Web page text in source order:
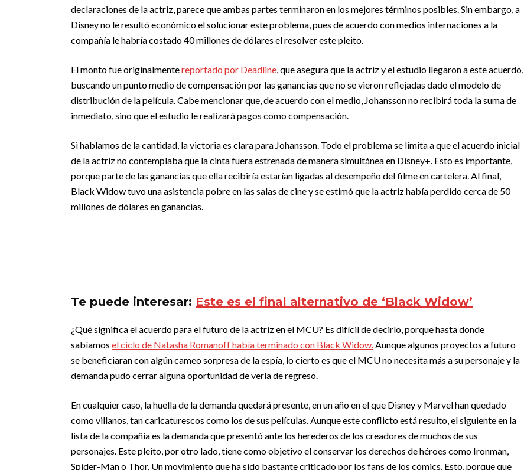
declaraciones de la actriz, parece que ambas partes terminaron en los mejores términos posibles. Sin embargo, a
Disney no le resultó económico el solucionar este problema, pues de acuerdo con medios internaciones a la
compañía le habría costado 40 millones de dólares el resolver este pleito.
El monto fue originalmentereportado por Deadline, que asegura que la actriz y el estudio llegaron a este acuerdo,
buscando un punto medio de compensación por las ganancias que no se vieron reflejadas dado el modelo de
distribución de la película. Cabe mencionar que, de acuerdo con el medio, Johansson no recibirá toda la suma de
inmediato, sino que el estudio le realizará pagos como compensación.
Si hablamos de la cantidad, la victoria es clara para Johansson. Todo el problema se limita a que el acuerdo inicial
de la actriz no contemplaba que la cinta fuera estrenada de manera simultánea en Disney+. Esto es importante,
porque parte de las ganancias que ella recibiría estarían ligadas al desempeño del filme en cartelera. Al final,
Black Widow tuvo una asistencia pobre en las salas de cine y se estimó que la actriz había perdido cerca de 50
millones de dólares en ganancias.
Te puede interesar: Este es el final alternativo de ‘Black Widow’
¿Qué significa el acuerdo para el futuro de la actriz en el MCU? Es difícil de decirlo, porque hasta donde
sabíamos el ciclo de Natasha Romanoff había terminado con Black Widow.Aunque algunos proyectos a futuro
se beneficiaran con algún cameo sorpresa de la espía, lo cierto es que el MCU no necesita más a su personaje y la
demanda pudo cerrar alguna oportunidad de verla de regreso.
En cualquier caso, la huella de la demanda quedará presente, en un año en el que Disney y Marvel han quedado
como villanos, tan caricaturescos como los de sus películas. Aunque este conflicto está resulto, el siguiente en la
lista de la compañía es la demanda que presentó ante los herederos de los creadores de muchos de sus
personajes. Este pleito, por otro lado, tiene como objetivo el conservar los derechos de héroes como Ironman,
Spider-Man o Thor. Un movimiento que ha sido bastante criticado por los fans de los cómics. Esto, porque que